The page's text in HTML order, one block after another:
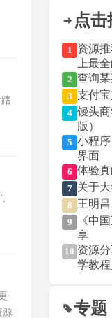
源
点击
1 资源
上最
2 查询
3 支付
4 馒头
版）
5 小程
界面
6 体验
7 关于
8 王明
9
《中
享
10 资源分
学教程
专题